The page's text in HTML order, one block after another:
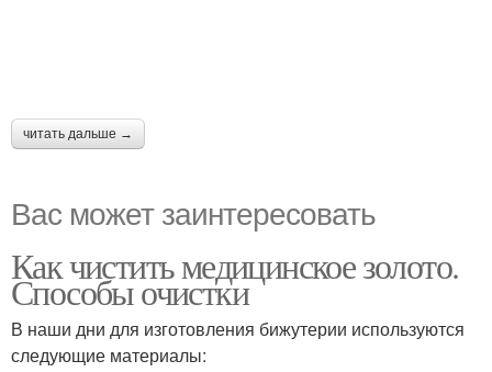
читать дальше →
Вас может заинтересовать
Как чистить медицинское золото.
Способы очистки
В наши дни для изготовления бижутерии используются
следующие материалы: